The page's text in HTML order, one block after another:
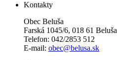
Kontakty
Obec Beluša
Farská 1045/6, 018 61 Beluša
Telefon: 042/2853 512
E-mail: obec@belusa.sk